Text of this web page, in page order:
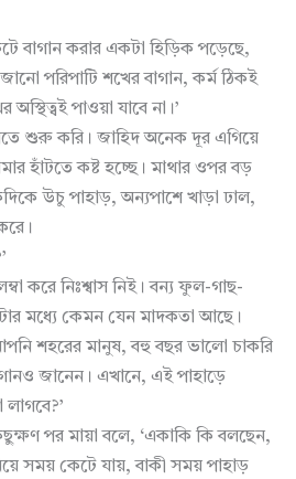
বাগান করার একটা হিড়িক পড়েছে,
পরিপাটি শখের বাগান, কর্ম ঠিকই
পাওয়া যাবে না।’
শুরু করি। জাহিদ অনেক দূর এগিয়ে
হাঁটতে কষ্ট হচ্ছে। মাথার ওপর বড়
উচু পাহাড়, অন্যপাশে খাড়া ঢাল,
করে নিঃশ্বাস নিই। বন্য ফুল-গাছ-
মধ্যে কেমন যেন মাদকতা আছে।
শহরের মানুষ, বহু বছর ভালো চাকরি
জানেন। এখানে, এই পাহাড়ে
পর মায়া বলে, ‘একাকি কি বলছেন,
সময় কেটে যায়, বাকী সময় পাহাড়